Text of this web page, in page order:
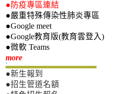
●防疫專區連結
●嚴重特殊傳染性肺炎專區
●Google meet
●Google教育版(教育雲登入)
●微軟 Teams
more新生專區
●新生報到
●招生管道名額